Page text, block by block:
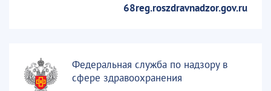
68reg.roszdravnadzor.gov.ru
Федеральная служба по надзору в
сфере здравоохранения